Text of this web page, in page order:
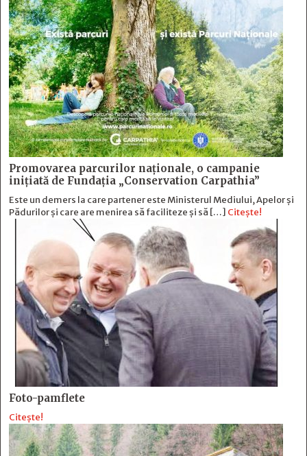
Promovarea parcurilor naționale, o campanie
inițiată de Fundația „Conservation Carpathia”
Este un demers la care partener este Ministerul Mediului, Apelor și
Pădurilor și care are menirea să faciliteze și să […] Citește!
Foto-pamflete
Citește!